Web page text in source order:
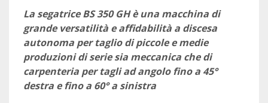
La segatrice BS 350 GH è una macchina di
grande versatilità e affidabilità a discesa
autonoma per taglio di piccole e medie
produzioni di serie sia meccanica che di
carpenteria per tagli ad angolo fino a 45°
destra e fino a 60° a sinistra